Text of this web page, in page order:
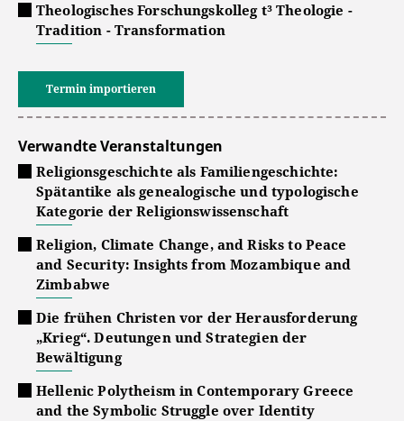
Theologisches Forschungskolleg t³ Theologie -
Tradition - Transformation
Termin importieren
Verwandte Veranstaltungen
Religionsgeschichte als Familiengeschichte:
Spätantike als genealogische und typologische
Kategorie der Religionswissenschaft
Religion, Climate Change, and Risks to Peace
and Security: Insights from Mozambique and
Zimbabwe
Die frühen Christen vor der Herausforderung
„Krieg“. Deutungen und Strategien der
Bewältigung
Hellenic Polytheism in Contemporary Greece
and the Symbolic Struggle over Identity